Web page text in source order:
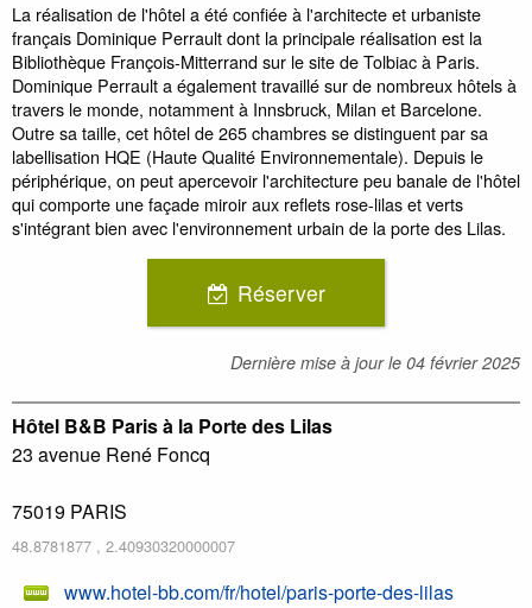
La réalisation de l'hôtel a été confiée à l'architecte et urbaniste
français Dominique Perrault dont la principale réalisation est la
Bibliothèque François-Mitterrand sur le site de Tolbiac à Paris.
Dominique Perrault a également travaillé sur de nombreux hôtels à
travers le monde, notamment à Innsbruck, Milan et Barcelone.
Outre sa taille, cet hôtel de 265 chambres se distinguent par sa
labellisation HQE (Haute Qualité Environnementale). Depuis le
périphérique, on peut apercevoir l'architecture peu banale de l'hôtel
qui comporte une façade miroir aux reflets rose-lilas et verts
s'intégrant bien avec l'environnement urbain de la porte des Lilas.
Réserver
Dernière mise à jour le 04 février 2025
Hôtel B&B Paris à la Porte des Lilas
23 avenue René Foncq
75019 PARIS
48.8781877 , 2.40930320000007
www.hotel-bb.com/fr/hotel/paris-porte-des-lilas